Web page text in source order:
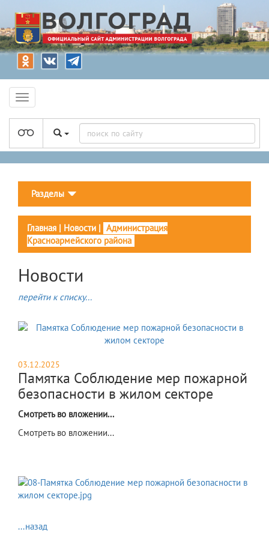
Разделы
Главная | Новости | Администрация
Красноармейского района
Новости
перейти к списку...
03.12.2025
Памятка Соблюдение мер пожарной
безопасности в жилом секторе
Смотреть во вложении...
Смотреть во вложении...
...назад